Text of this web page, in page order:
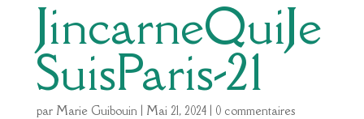
JincarneQuiJe
SuisParis-21
par Marie Guibouin| Mai 21, 2024| 0 commentaires